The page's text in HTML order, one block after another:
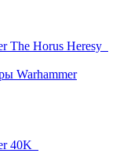
The Horus Heresy
Warhammer
40K